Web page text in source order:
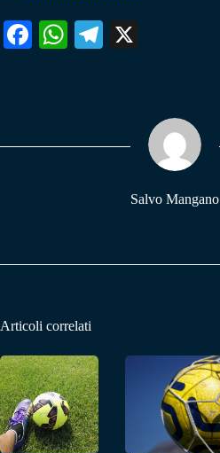
Fa W
pp
Te
m
Salvo Mangano
Articoli correlati